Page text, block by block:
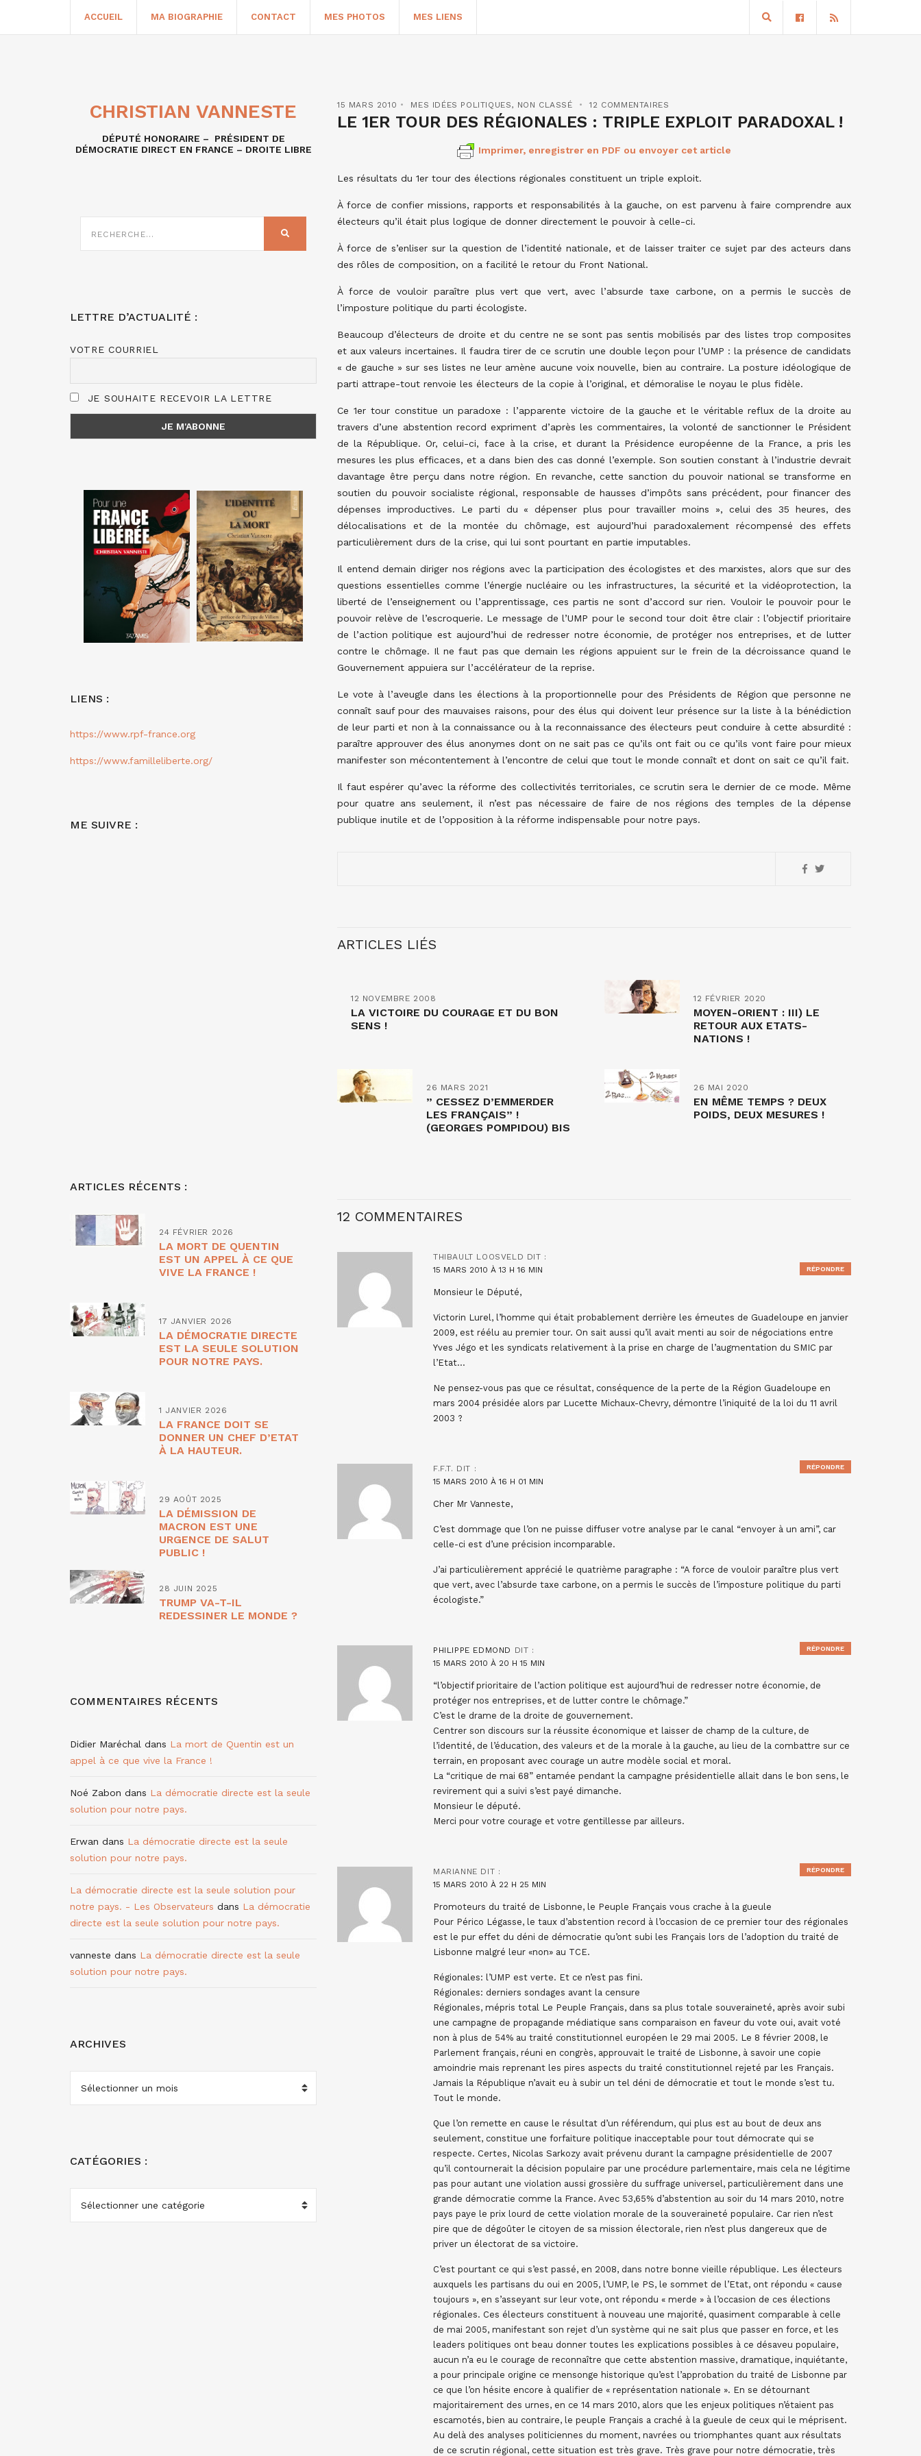
ACCUEIL MA BIOGRAPHIE CONTACT MES PHOTOS MES LIENS
15 MARS 2010 MES IDÉES POLITIQUES, NON CLASSÉ 12 COMMENTAIRES
LE 1ER TOUR DES RÉGIONALES : TRIPLE EXPLOIT PARADOXAL !
Imprimer, enregistrer en PDF ou envoyer cet article
Les résultats du 1er tour des élections régionales constituent un triple exploit.
À force de confier missions, rapports et responsabilités à la gauche, on est parvenu à faire comprendre aux
électeurs qu’il était plus logique de donner directement le pouvoir à celle-ci.
À force de s’enliser sur la question de l’identité nationale, et de laisser traiter ce sujet par des acteurs dans
des rôles de composition, on a facilité le retour du Front National.
À force de vouloir paraître plus vert que vert, avec l’absurde taxe carbone, on a permis le succès de
l’imposture politique du parti écologiste.
Beaucoup d’électeurs de droite et du centre ne se sont pas sentis mobilisés par des listes trop composites
et aux valeurs incertaines. Il faudra tirer de ce scrutin une double leçon pour l’UMP : la présence de candidats
« de gauche » sur ses listes ne leur amène aucune voix nouvelle, bien au contraire. La posture idéologique de
parti attrape-tout renvoie les électeurs de la copie à l’original, et démoralise le noyau le plus fidèle.
Ce 1er tour constitue un paradoxe : l’apparente victoire de la gauche et le véritable reflux de la droite au
travers d’une abstention record expriment d’après les commentaires, la volonté de sanctionner le Président
de la République. Or, celui-ci, face à la crise, et durant la Présidence européenne de la France, a pris les
mesures les plus efficaces, et a dans bien des cas donné l’exemple. Son soutien constant à l’industrie devrait
davantage être perçu dans notre région. En revanche, cette sanction du pouvoir national se transforme en
soutien du pouvoir socialiste régional, responsable de hausses d’impôts sans précédent, pour financer des
dépenses improductives. Le parti du « dépenser plus pour travailler moins », celui des 35 heures, des
délocalisations et de la montée du chômage, est aujourd’hui paradoxalement récompensé des effets
particulièrement durs de la crise, qui lui sont pourtant en partie imputables.
Il entend demain diriger nos régions avec la participation des écologistes et des marxistes, alors que sur des
questions essentielles comme l’énergie nucléaire ou les infrastructures, la sécurité et la vidéoprotection, la
liberté de l’enseignement ou l’apprentissage, ces partis ne sont d’accord sur rien. Vouloir le pouvoir pour le
pouvoir relève de l’escroquerie. Le message de l’UMP pour le second tour doit être clair : l’objectif prioritaire
de l’action politique est aujourd’hui de redresser notre économie, de protéger nos entreprises, et de lutter
contre le chômage. Il ne faut pas que demain les régions appuient sur le frein de la décroissance quand le
Gouvernement appuiera sur l’accélérateur de la reprise.
Le vote à l’aveugle dans les élections à la proportionnelle pour des Présidents de Région que personne ne
connaît sauf pour des mauvaises raisons, pour des élus qui doivent leur présence sur la liste à la bénédiction
de leur parti et non à la connaissance ou à la reconnaissance des électeurs peut conduire à cette absurdité :
paraître approuver des élus anonymes dont on ne sait pas ce qu’ils ont fait ou ce qu’ils vont faire pour mieux
manifester son mécontentement à l’encontre de celui que tout le monde connaît et dont on sait ce qu’il fait.
Il faut espérer qu’avec la réforme des collectivités territoriales, ce scrutin sera le dernier de ce mode. Même
pour quatre ans seulement, il n’est pas nécessaire de faire de nos régions des temples de la dépense
publique inutile et de l’opposition à la réforme indispensable pour notre pays.
ARTICLES LIÉS
12 NOVEMBRE 2008
LA VICTOIRE DU COURAGE ET DU BON
SENS !
12 FÉVRIER 2020
MOYEN-ORIENT : III) LE
RETOUR AUX ETATS-
NATIONS !
26 MARS 2021
” CESSEZ D’EMMERDER
LES FRANÇAIS” !
(GEORGES POMPIDOU) BIS
26 MAI 2020
EN MÊME TEMPS ? DEUX
POIDS, DEUX MESURES !
12 COMMENTAIRES
THIBAULT LOOSVELD DIT :
15 MARS 2010 À 13 H 16 MIN
Monsieur le Député,
Victorin Lurel, l’homme qui était probablement derrière les émeutes de Guadeloupe en janvier
2009, est réélu au premier tour. On sait aussi qu’il avait menti au soir de négociations entre
Yves Jégo et les syndicats relativement à la prise en charge de l’augmentation du SMIC par
l’Etat…
Ne pensez-vous pas que ce résultat, conséquence de la perte de la Région Guadeloupe en
mars 2004 présidée alors par Lucette Michaux-Chevry, démontre l’iniquité de la loi du 11 avril
2003 ?
RÉPONDRE
F.F.T. DIT :
15 MARS 2010 À 16 H 01 MIN
Cher Mr Vanneste,
C’est dommage que l’on ne puisse diffuser votre analyse par le canal “envoyer à un ami”, car
celle-ci est d’une précision incomparable.
J’ai particulièrement apprécié le quatrième paragraphe : “A force de vouloir paraître plus vert
que vert, avec l’absurde taxe carbone, on a permis le succès de l’imposture politique du parti
écologiste.”
RÉPONDRE
PHILIPPE EDMOND DIT :
15 MARS 2010 À 20 H 15 MIN
“l’objectif prioritaire de l’action politique est aujourd’hui de redresser notre économie, de
protéger nos entreprises, et de lutter contre le chômage.”
C’est le drame de la droite de gouvernement.
Centrer son discours sur la réussite économique et laisser de champ de la culture, de
l’identité, de l’éducation, des valeurs et de la morale à la gauche, au lieu de la combattre sur ce
terrain, en proposant avec courage un autre modèle social et moral.
La “critique de mai 68” entamée pendant la campagne présidentielle allait dans le bon sens, le
revirement qui a suivi s’est payé dimanche.
Monsieur le député.
Merci pour votre courage et votre gentillesse par ailleurs.
RÉPONDRE
MARIANNE DIT :
15 MARS 2010 À 22 H 25 MIN
Promoteurs du traité de Lisbonne, le Peuple Français vous crache à la gueule
Pour Périco Légasse, le taux d’abstention record à l’occasion de ce premier tour des régionales
est le pur effet du déni de démocratie qu’ont subi les Français lors de l’adoption du traité de
Lisbonne malgré leur «non» au TCE.
Régionales: l’UMP est verte. Et ce n’est pas fini.
Régionales: derniers sondages avant la censure
Régionales, mépris total Le Peuple Français, dans sa plus totale souveraineté, après avoir subi
une campagne de propagande médiatique sans comparaison en faveur du vote oui, avait voté
non à plus de 54% au traité constitutionnel européen le 29 mai 2005. Le 8 février 2008, le
Parlement français, réuni en congrès, approuvait le traité de Lisbonne, à savoir une copie
amoindrie mais reprenant les pires aspects du traité constitutionnel rejeté par les Français.
Jamais la République n’avait eu à subir un tel déni de démocratie et tout le monde s’est tu.
Tout le monde.
Que l’on remette en cause le résultat d’un référendum, qui plus est au bout de deux ans
seulement, constitue une forfaiture politique inacceptable pour tout démocrate qui se
respecte. Certes, Nicolas Sarkozy avait prévenu durant la campagne présidentielle de 2007
qu’il contournerait la décision populaire par une procédure parlementaire, mais cela ne légitime
pas pour autant une violation aussi grossière du suffrage universel, particulièrement dans une
grande démocratie comme la France. Avec 53,65% d’abstention au soir du 14 mars 2010, notre
pays paye le prix lourd de cette violation morale de la souveraineté populaire. Car rien n’est
pire que de dégoûter le citoyen de sa mission électorale, rien n’est plus dangereux que de
priver un électorat de sa victoire.
C’est pourtant ce qui s’est passé, en 2008, dans notre bonne vieille république. Les électeurs
auxquels les partisans du oui en 2005, l’UMP, le PS, le sommet de l’Etat, ont répondu « cause
toujours », en s’asseyant sur leur vote, ont répondu « merde » à l’occasion de ces élections
régionales. Ces électeurs constituent à nouveau une majorité, quasiment comparable à celle
de mai 2005, manifestant son rejet d’un système qui ne sait plus que passer en force, et les
leaders politiques ont beau donner toutes les explications possibles à ce désaveu populaire,
aucun n’a eu le courage de reconnaître que cette abstention massive, dramatique, inquiétante,
a pour principale origine ce mensonge historique qu’est l’approbation du traité de Lisbonne par
ce que l’on hésite encore à qualifier de « représentation nationale ». En se détournant
majoritairement des urnes, en ce 14 mars 2010, alors que les enjeux politiques n’étaient pas
escamotés, bien au contraire, le peuple Français a craché à la gueule de ceux qui le méprisent.
Au delà des analyses politiciennes du moment, navrées ou triomphantes quant aux résultats
de ce scrutin régional, cette situation est très grave. Très grave pour notre démocratie, très
RÉPONDRE
CHRISTIAN VANNESTE
DÉPUTÉ HONORAIRE – PRÉSIDENT DE
DÉMOCRATIE DIRECT EN FRANCE – DROITE LIBRE
SUR
LETTRE D’ACTUALITÉ :
VOTRE COURRIEL
JE SOUHAITE RECEVOIR LA LETTRE
LIENS :
https://www.rpf-france.org
https://www.familleliberte.org/
ME SUIVRE :
ARTICLES RÉCENTS :
24 FÉVRIER 2026
LA MORT DE QUENTIN
EST UN APPEL À CE QUE
VIVE LA FRANCE !
17 JANVIER 2026
LA DÉMOCRATIE DIRECTE
EST LA SEULE SOLUTION
POUR NOTRE PAYS.
1 JANVIER 2026
LA FRANCE DOIT SE
DONNER UN CHEF D’ETAT
À LA HAUTEUR.
29 AOÛT 2025
LA DÉMISSION DE
MACRON EST UNE
URGENCE DE SALUT
PUBLIC !
28 JUIN 2025
TRUMP VA-T-IL
REDESSINER LE MONDE ?
COMMENTAIRES RÉCENTS
Didier Maréchal dans La mort de Quentin est un
appel à ce que vive la France !
Noé Zabon dans La démocratie directe est la seule
solution pour notre pays.
Erwan dans La démocratie directe est la seule
solution pour notre pays.
La démocratie directe est la seule solution pour
notre pays. - Les Observateurs dans La démocratie
directe est la seule solution pour notre pays.
vanneste dans La démocratie directe est la seule
solution pour notre pays.
ARCHIVES
ARCHIVES
CATÉGORIES :
CATÉGORIES